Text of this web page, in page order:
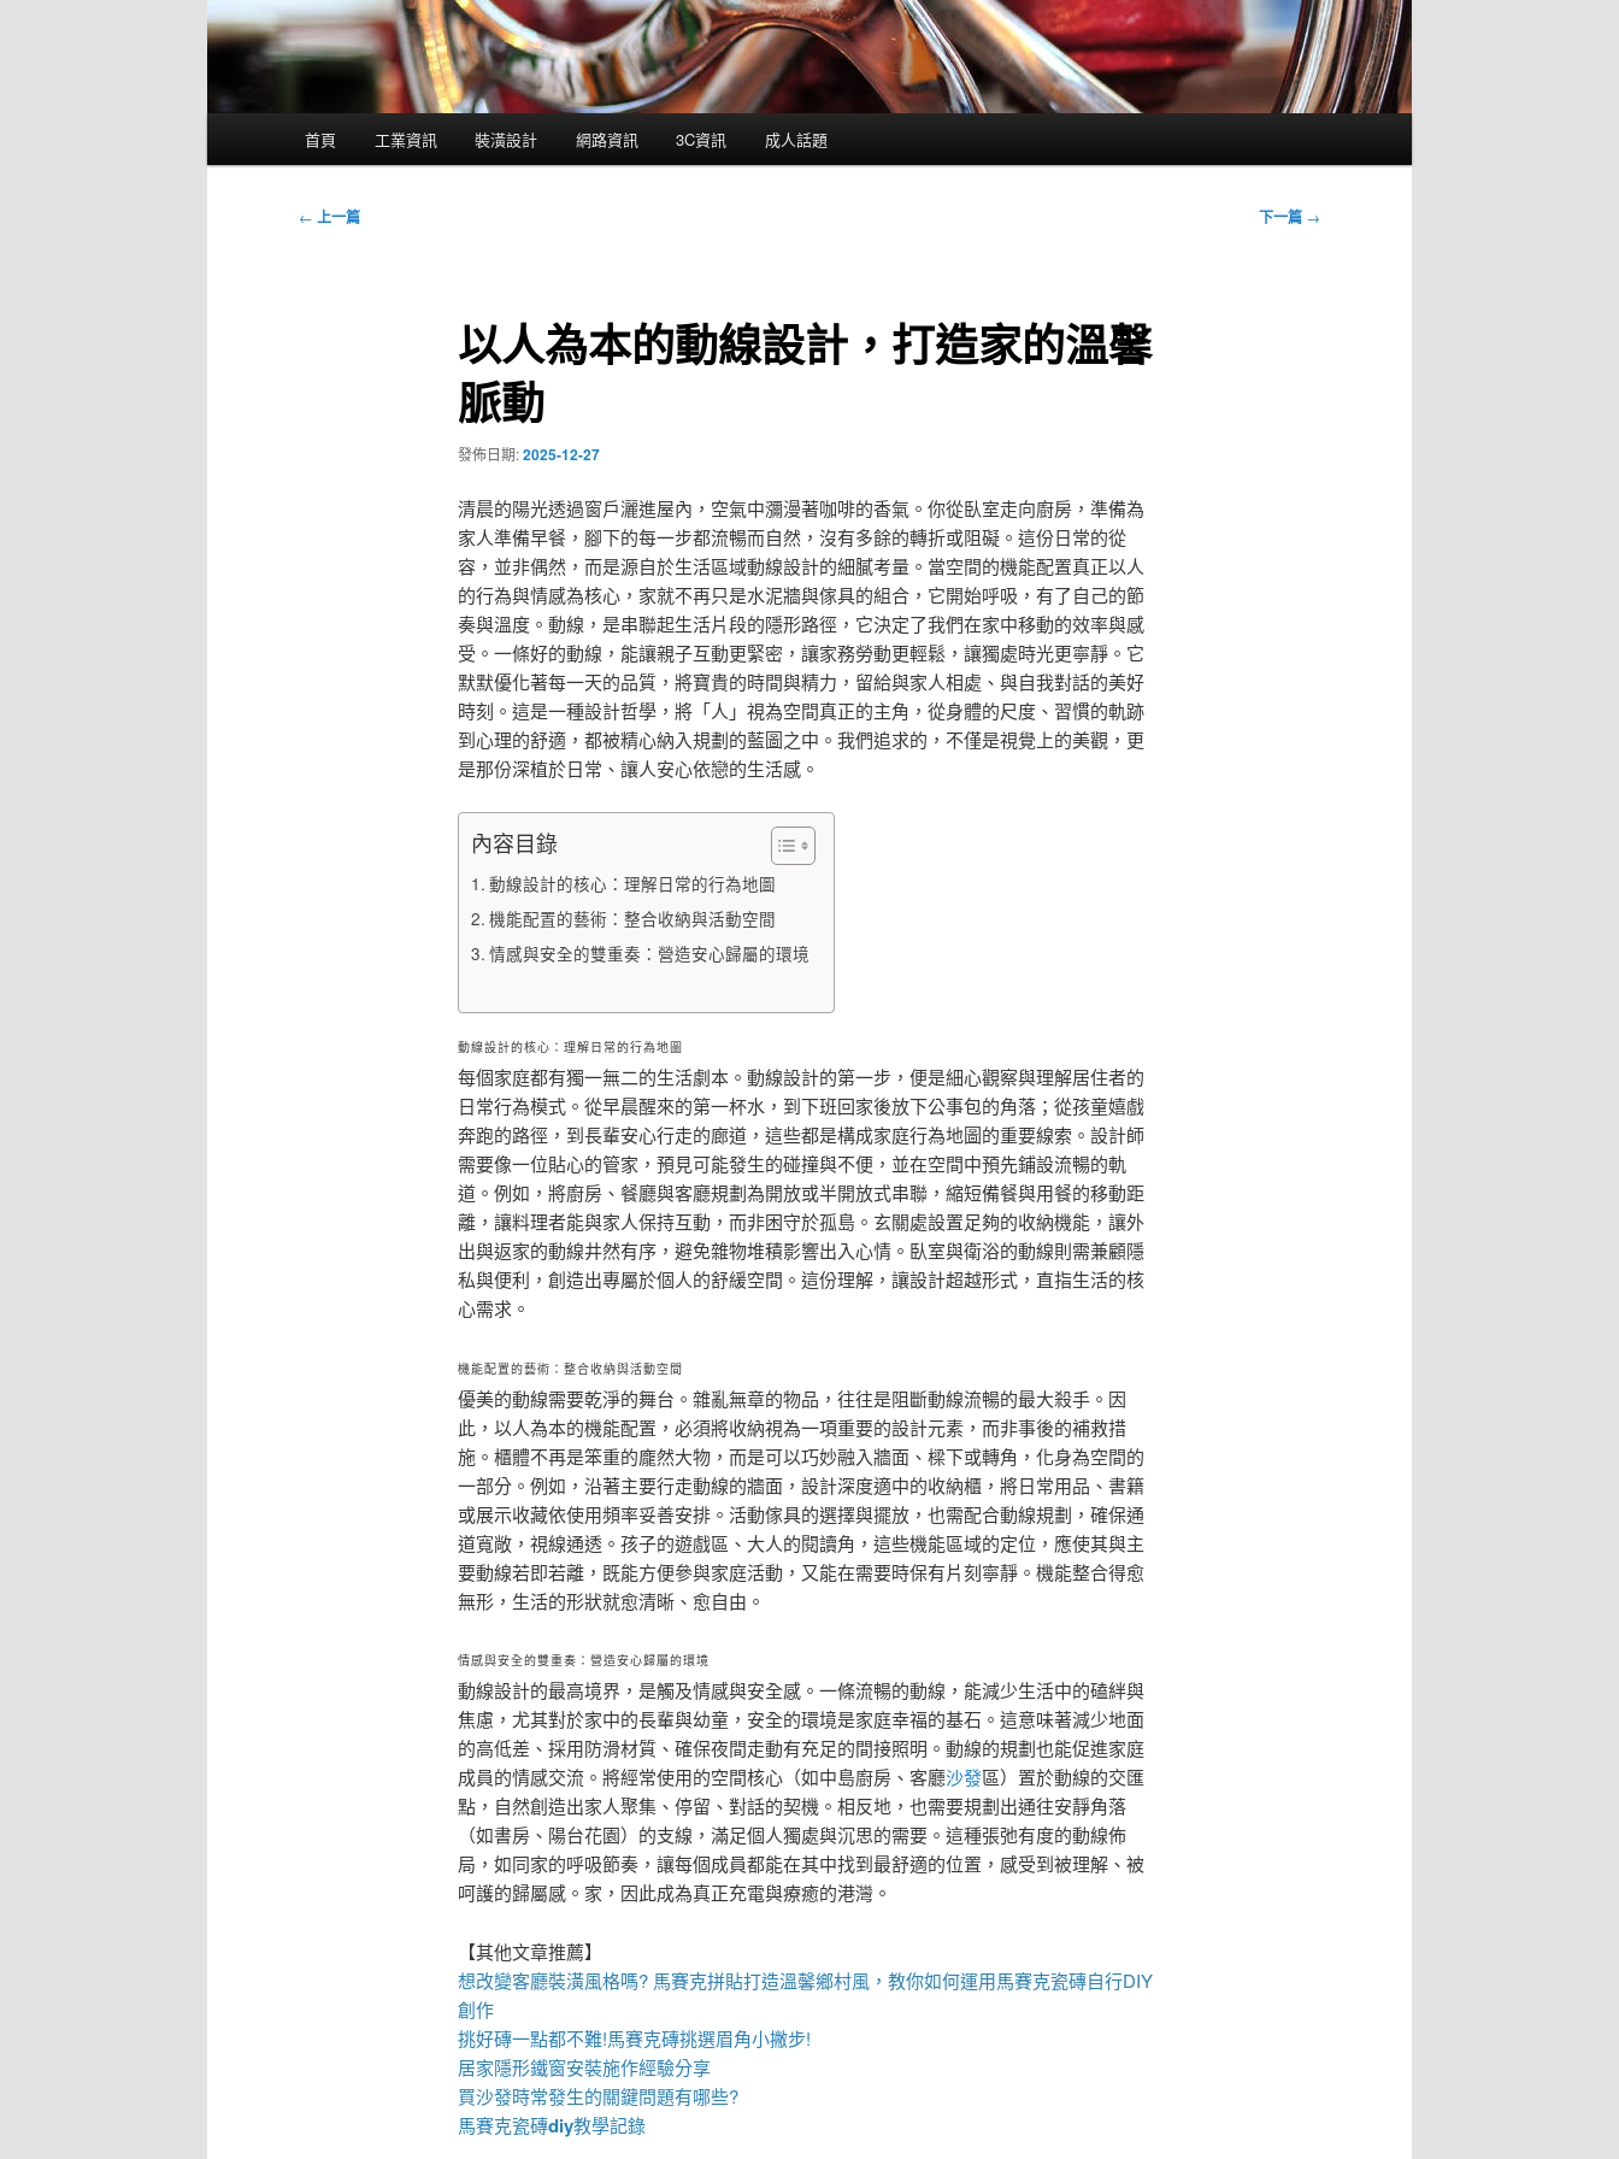
首頁 工業資訊 裝潢設計 網路資訊 3C資訊 成人話題
文
← 上一篇 下一篇 →
以人為本的動線設計，打造家的溫馨
脈動
發佈日期:2025-12-27
清晨的陽光透過窗戶灑進屋內，空氣中瀰漫著咖啡的香氣。你從臥室走向廚房，準備為
家人準備早餐，腳下的每一步都流暢而自然，沒有多餘的轉折或阻礙。這份日常的從
容，並非偶然，而是源自於生活區域動線設計的細膩考量。當空間的機能配置真正以人
的行為與情感為核心，家就不再只是水泥牆與傢具的組合，它開始呼吸，有了自己的節
奏與溫度。動線，是串聯起生活片段的隱形路徑，它決定了我們在家中移動的效率與感
受。一條好的動線，能讓親子互動更緊密，讓家務勞動更輕鬆，讓獨處時光更寧靜。它
默默優化著每一天的品質，將寶貴的時間與精力，留給與家人相處、與自我對話的美好
時刻。這是一種設計哲學，將「人」視為空間真正的主角，從身體的尺度、習慣的軌跡
到心理的舒適，都被精心納入規劃的藍圖之中。我們追求的，不僅是視覺上的美觀，更
是那份深植於日常、讓人安心依戀的生活感。
內容目錄
動線設計的核心：理解日常的行為地圖
機能配置的藝術：整合收納與活動空間
情感與安全的雙重奏：營造安心歸屬的環境
動線設計的核心：理解日常的行為地圖
每個家庭都有獨一無二的生活劇本。動線設計的第一步，便是細心觀察與理解居住者的
日常行為模式。從早晨醒來的第一杯水，到下班回家後放下公事包的角落；從孩童嬉戲
奔跑的路徑，到長輩安心行走的廊道，這些都是構成家庭行為地圖的重要線索。設計師
需要像一位貼心的管家，預見可能發生的碰撞與不便，並在空間中預先鋪設流暢的軌
道。例如，將廚房、餐廳與客廳規劃為開放或半開放式串聯，縮短備餐與用餐的移動距
離，讓料理者能與家人保持互動，而非困守於孤島。玄關處設置足夠的收納機能，讓外
出與返家的動線井然有序，避免雜物堆積影響出入心情。臥室與衛浴的動線則需兼顧隱
私與便利，創造出專屬於個人的舒緩空間。這份理解，讓設計超越形式，直指生活的核
心需求。
機能配置的藝術：整合收納與活動空間
優美的動線需要乾淨的舞台。雜亂無章的物品，往往是阻斷動線流暢的最大殺手。因
此，以人為本的機能配置，必須將收納視為一項重要的設計元素，而非事後的補救措
施。櫃體不再是笨重的龐然大物，而是可以巧妙融入牆面、樑下或轉角，化身為空間的
一部分。例如，沿著主要行走動線的牆面，設計深度適中的收納櫃，將日常用品、書籍
或展示收藏依使用頻率妥善安排。活動傢具的選擇與擺放，也需配合動線規劃，確保通
道寬敞，視線通透。孩子的遊戲區、大人的閱讀角，這些機能區域的定位，應使其與主
要動線若即若離，既能方便參與家庭活動，又能在需要時保有片刻寧靜。機能整合得愈
無形，生活的形狀就愈清晰、愈自由。
情感與安全的雙重奏：營造安心歸屬的環境
動線設計的最高境界，是觸及情感與安全感。一條流暢的動線，能減少生活中的磕絆與
焦慮，尤其對於家中的長輩與幼童，安全的環境是家庭幸福的基石。這意味著減少地面
的高低差、採用防滑材質、確保夜間走動有充足的間接照明。動線的規劃也能促進家庭
成員的情感交流。將經常使用的空間核心（如中島廚房、客廳沙發區）置於動線的交匯
點，自然創造出家人聚集、停留、對話的契機。相反地，也需要規劃出通往安靜角落
（如書房、陽台花園）的支線，滿足個人獨處與沉思的需要。這種張弛有度的動線佈
局，如同家的呼吸節奏，讓每個成員都能在其中找到最舒適的位置，感受到被理解、被
呵護的歸屬感。家，因此成為真正充電與療癒的港灣。
【其他文章推薦】
想改變客廳裝潢風格嗎? 馬賽克拼貼打造溫馨鄉村風，教你如何運用馬賽克瓷磚自行DIY
創作
挑好磚一點都不難!馬賽克磚挑選眉角小撇步!
居家隱形鐵窗安裝施作經驗分享
買沙發時常發生的關鍵問題有哪些?
馬賽克瓷磚diy教學記錄